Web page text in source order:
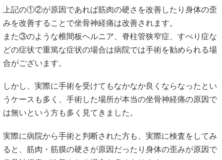
坐骨神経痛でお悩みのあなたは医療機関に受診するもこのよ
うな対処や施術をされていませんか？
病院で処方された痛み止めを飲んでいる。
神経ブロックの注射を繰り返し打っている。
痛む場所や痺れている場所をマッサージをしたり電気を
当てている。
このような対処や施術をしてもなかなか痛み、痺れが良くな
らないという方は、この坐骨神経痛の根本的な原因が改善さ
れていません。
痛み止めや神経ブロック注射はこの坐骨神経痛の症状を一時